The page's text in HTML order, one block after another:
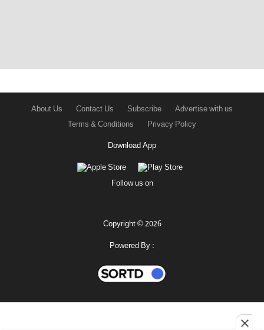
About Us Contact Us Subscribe
Advertise with us
Terms & Conditions
Privacy Policy
Download App
Follow us on
Copyright © 2026
Powered By :